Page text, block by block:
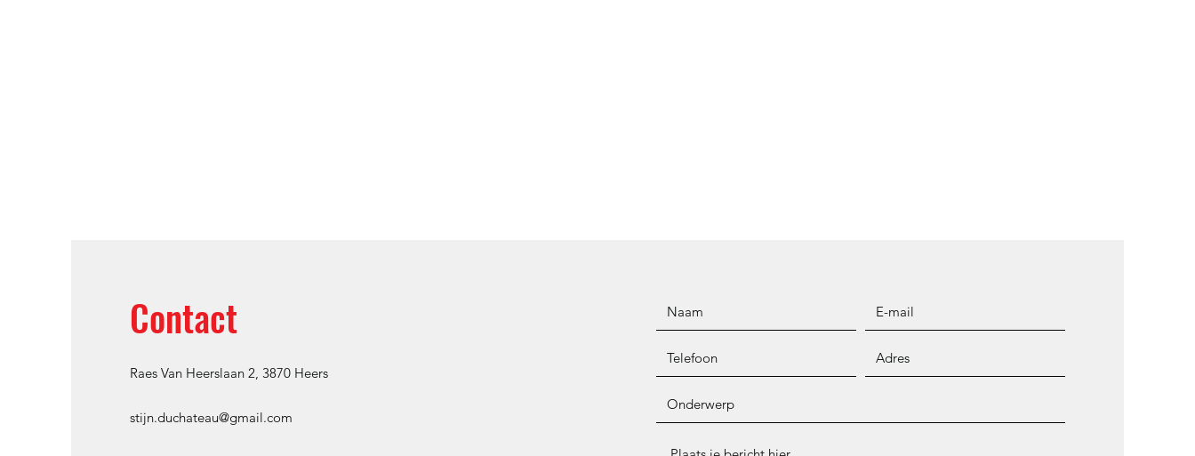
Contact
Raes Van Heerslaan 2, 3870 Heers
stijn.duchateau@gmail.com